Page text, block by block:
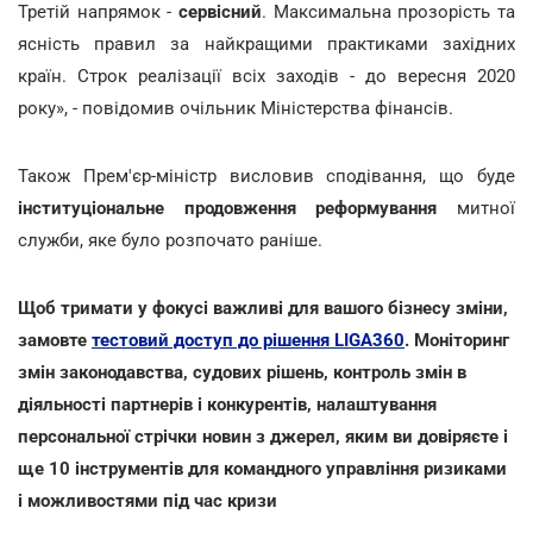
Третій напрямок - сервісний. Максимальна прозорість та
ясність правил за найкращими практиками західних
країн. Строк реалізації всіх заходів - до вересня 2020
року», - повідомив очільник Міністерства фінансів.
Також Прем'єр-міністр висловив сподівання, що буде
інституціональне продовження реформування митної
служби, яке було розпочато раніше.
Щоб тримати у фокусі важливі для вашого бізнесу зміни,
замовте тестовий доступ до рішення LIGA360. Моніторинг
змін законодавства, судових рішень, контроль змін в
діяльності партнерів і конкурентів, налаштування
персональної стрічки новин з джерел, яким ви довіряєте і
ще 10 інструментів для командного управління ризиками
і можливостями під час кризи